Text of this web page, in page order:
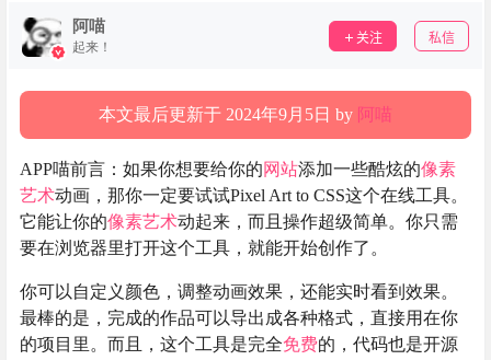
阿喵
起来！
关注 私信
本文最后更新于 2024年9月5日 by 阿喵
APP喵前言：如果你想要给你的网站添加一些酷炫的像素
艺术动画，那你一定要试试Pixel Art to CSS这个在线工具。
它能让你的像素艺术动起来，而且操作超级简单。你只需
要在浏览器里打开这个工具，就能开始创作了。
你可以自定义颜色，调整动画效果，还能实时看到效果。
最棒的是，完成的作品可以导出成各种格式，直接用在你
的项目里。而且，这个工具是完全免费的，代码也是开源